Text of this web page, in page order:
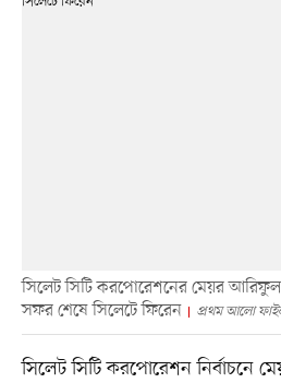
সিলেট সিটি করপোরেশনের মেয়র
সফর শেষে সিলেটে ফিরেন
প্রথম আলো
সিলেট সিটি করপোরেশন নির্বাচনে